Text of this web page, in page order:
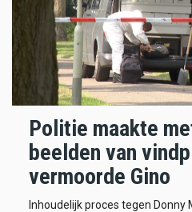
Politie maakte
beelden van
vermoorde Gino
Inhoudelijk proces tegen Donny